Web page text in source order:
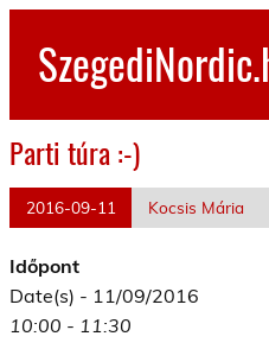
Skip
content
Parti túra :-)
2016-09-11 Kocsis Mária
Időpont
Date(s) - 11/09/2016
10:00 - 11:30